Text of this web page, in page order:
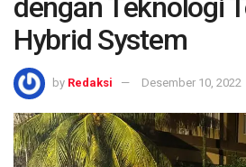
dengan Teknologi
Hybrid System
by Redaksi Desember 10, 2022